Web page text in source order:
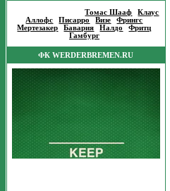
:Томас Шааф |Клаус
Аллофс |Писарро |Визе |Фрингс
Мертезакер |Бавария |Налдо |Фритц
Гамбург
ФК WERDERBREMEN.RU